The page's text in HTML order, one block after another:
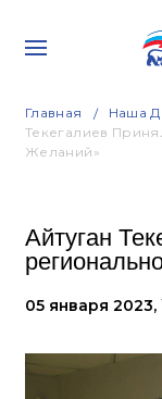
Главная Наша
Текегалиев
Желаний»
Айтуган
05 января 2023,